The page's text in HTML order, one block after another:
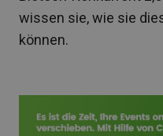
wissen sie, wie sie
können.